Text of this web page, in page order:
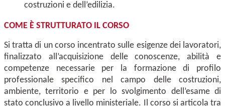
costruzioni e dell’edilizia.
COME È STRUTTURATO IL CORSO
Si tratta di un corso incentrato sulle esigenze dei lavoratori,
finalizzato all’acquisizione delle conoscenze, abilità e
competenze necessarie per la formazione di profilo
professionale specifico nel campo delle costruzioni,
ambiente, territorio e per lo svolgimento dell’esame di
stato conclusivo a livello ministeriale. Il corso si articola tra